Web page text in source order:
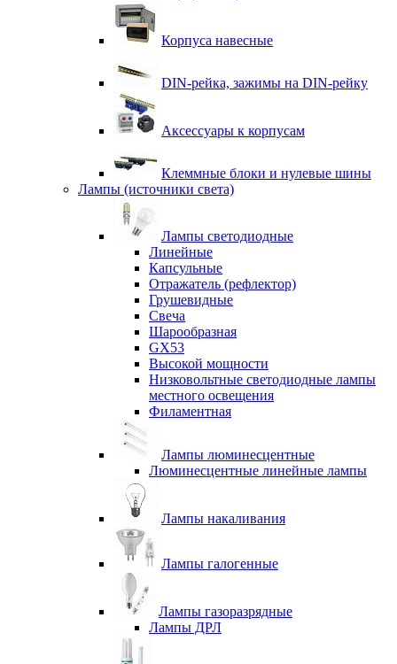
Корпуса навесные
DIN-рейка, зажимы на DIN-рейку
Аксессуары к корпусам
Клеммные блоки и нулевые шины
Лампы (источники света)
Лампы светодиодные
Линейные
Капсульные
Отражатель (рефлектор)
Грушевидные
Свеча
Шарообразная
GX53
Высокой мощности
Низковольтные светодиодные лампы
местного освещения
Филаментная
Лампы люминесцентные
Люминесцентные линейные лампы
Лампы накаливания
Лампы галогенные
Лампы газоразрядные
Лампы ДРЛ